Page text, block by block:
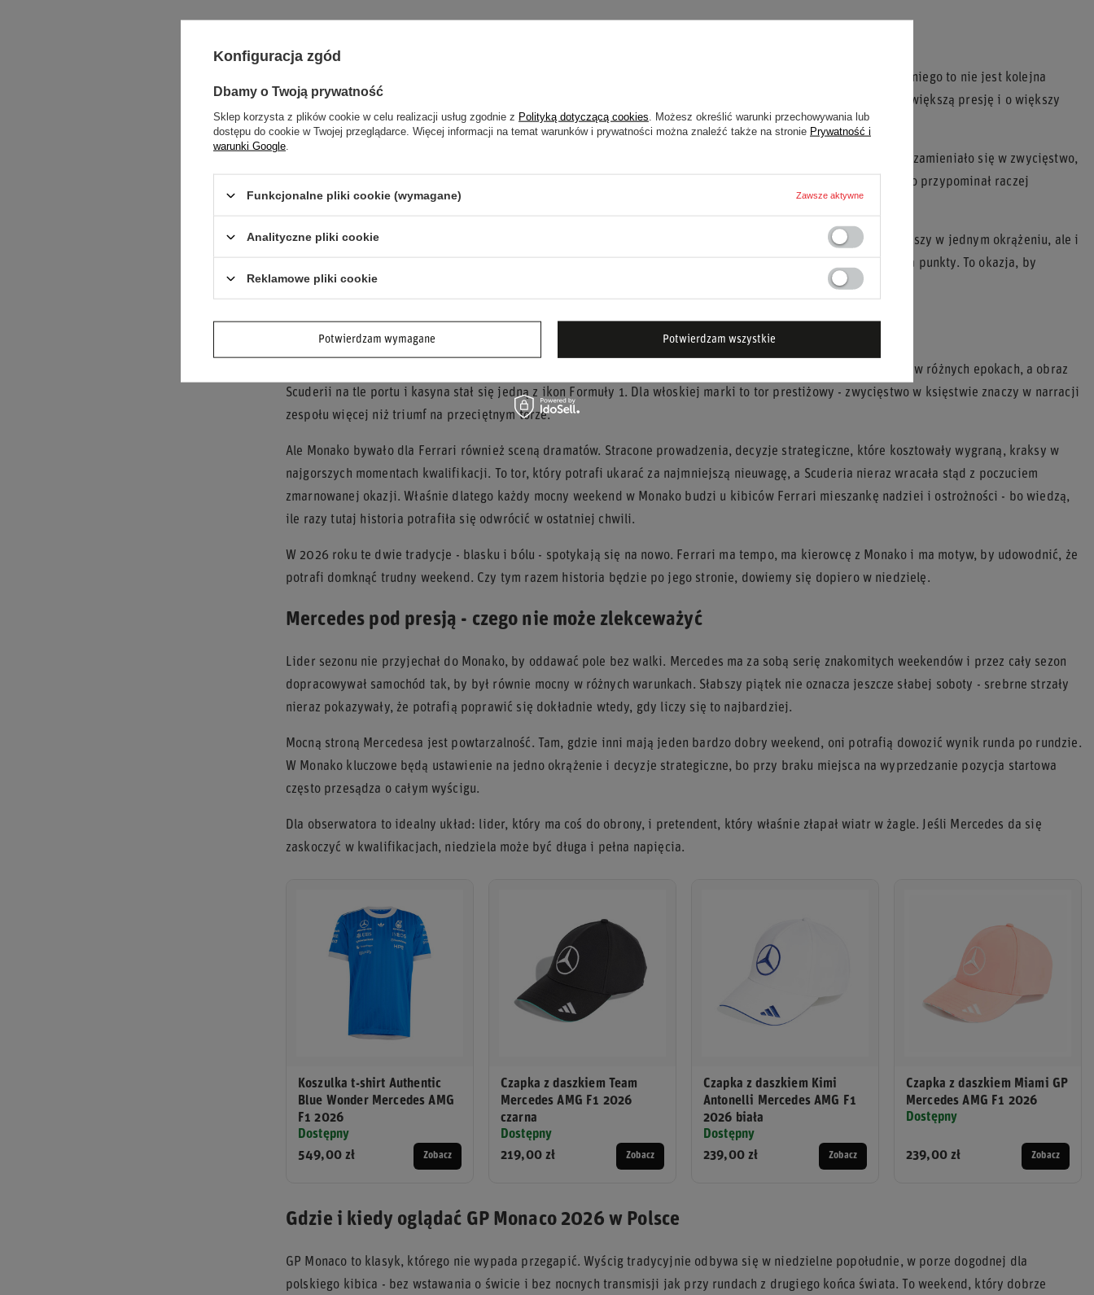
Charles Leclerc urodził się w Monako i dorastał kilka ulic od toru, po którym dziś jeździ bolidem Formuły 1. Dla niego to nie jest kolejna
runda kalendarza - to wyścig, który ogląda cała jego rodzina, sąsiedzi i miasto znające go od dziecka. Trudno o większą presję i o większy
ładunek emocji niż domowy weekend dla monakijczyka.
Paradoks polega na tym, że przez lata Monako było dla Leclerca miejscem rozczarowań. Pole position, które nie zamieniało się w zwycięstwo,
awarie, kraksy, pech w najmniej oczekiwanych momentach. Domowy tor, który powinien być jego ogrodem, długo przypominał raczej
przekleństwo. Kibice mówili wręcz o klątwie Leclerca w księstwie.
Dopiero z czasem ta narracja zaczęła się zmieniać, a Charles pokazał, że w Monako potrafi nie tylko być najszybszy w jednym okrążeniu, ale i
doprowadzić robotę do końca. Dlatego mocna postawa Ferrari w treningach to dla niego coś więcej niż szansa na punkty. To okazja, by
domowy wyścig znów był powodem do dumy, a nie do nerwowego liczenia, co znowu poszło nie tak.
Ferrari w Monako - historia chwały i bolesnych zawodów
Niewiele zespołów jest tak mocno wpisanych w historię Monako jak Ferrari. Czerwone samochody wygrywały tu w różnych epokach, a obraz
Scuderii na tle portu i kasyna stał się jedną z ikon Formuły 1. Dla włoskiej marki to tor prestiżowy - zwycięstwo w księstwie znaczy w narracji
zespołu więcej niż triumf na przeciętnym torze.
Ale Monako bywało dla Ferrari również sceną dramatów. Stracone prowadzenia, decyzje strategiczne, które kosztowały wygraną, kraksy w
najgorszych momentach kwalifikacji. To tor, który potrafi ukarać za najmniejszą nieuwagę, a Scuderia nieraz wracała stąd z poczuciem
zmarnowanej okazji. Właśnie dlatego każdy mocny weekend w Monako budzi u kibiców Ferrari mieszankę nadziei i ostrożności - bo wiedzą,
ile razy tutaj historia potrafiła się odwrócić w ostatniej chwili.
W 2026 roku te dwie tradycje - blasku i bólu - spotykają się na nowo. Ferrari ma tempo, ma kierowcę z Monako i ma motyw, by udowodnić, że
potrafi domknąć trudny weekend. Czy tym razem historia będzie po jego stronie, dowiemy się dopiero w niedzielę.
Mercedes pod presją - czego nie może zlekceważyć
Lider sezonu nie przyjechał do Monako, by oddawać pole bez walki. Mercedes ma za sobą serię znakomitych weekendów i przez cały sezon
dopracowywał samochód tak, by był równie mocny w różnych warunkach. Słabszy piątek nie oznacza jeszcze słabej soboty - srebrne strzały
nieraz pokazywały, że potrafią poprawić się dokładnie wtedy, gdy liczy się to najbardziej.
Mocną stroną Mercedesa jest powtarzalność. Tam, gdzie inni mają jeden bardzo dobry weekend, oni potrafią dowozić wynik runda po rundzie.
W Monako kluczowe będą ustawienie na jedno okrążenie i decyzje strategiczne, bo przy braku miejsca na wyprzedzanie pozycja startowa
często przesądza o całym wyścigu.
Dla obserwatora to idealny układ: lider, który ma coś do obrony, i pretendent, który właśnie złapał wiatr w żagle. Jeśli Mercedes da się
zaskoczyć w kwalifikacjach, niedziela może być długa i pełna napięcia.
Koszulka t-shirt Authentic
Blue Wonder Mercedes AMG
F1 2026
Dostępny
549,00 zł
Zobacz
Czapka z daszkiem Team
Mercedes AMG F1 2026
czarna
Dostępny
219,00 zł
Zobacz
Czapka z daszkiem Kimi
Antonelli Mercedes AMG F1
2026 biała
Dostępny
239,00 zł
Zobacz
Czapka z daszkiem Miami GP
Mercedes AMG F1 2026
Dostępny
239,00 zł Zobacz
Gdzie i kiedy oglądać GP Monaco 2026 w Polsce
GP Monaco to klasyk, którego nie wypada przegapić. Wyścig tradycyjnie odbywa się w niedzielne popołudnie, w porze dogodnej dla
polskiego kibica - bez wstawania o świcie i bez nocnych transmisji jak przy rundach z drugiego końca świata. To weekend, który dobrze
Konfiguracja zgód
Dbamy o Twoją prywatność
Sklep korzysta z plików cookie w celu realizacji usług zgodnie z Polityką dotyczącą cookies . Możesz określić warunki przechowywania lub
dostępu do cookie w Twojej przeglądarce. Więcej informacji na temat warunków i prywatności można znaleźć także na stronie Prywatność i
warunki Google
Funkcjonalne pliki cookie (wymagane) Zawsze aktywne
Analityczne pliki cookie
Reklamowe pliki cookie
Potwierdzam wymagane Potwierdzam wszystkie